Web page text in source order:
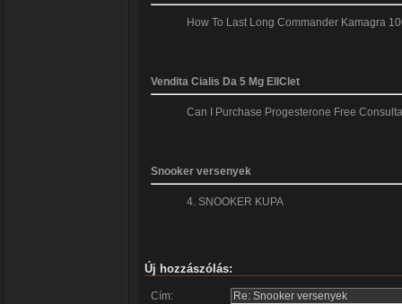
How To Last Long Commander Kamagra
Vendita Cialis Da 5 Mg EllClet
Can I Purchase Progesterone Free
Snooker versenyek
4. SNOOKER KUPA
Új hozzászólás:
Cím: